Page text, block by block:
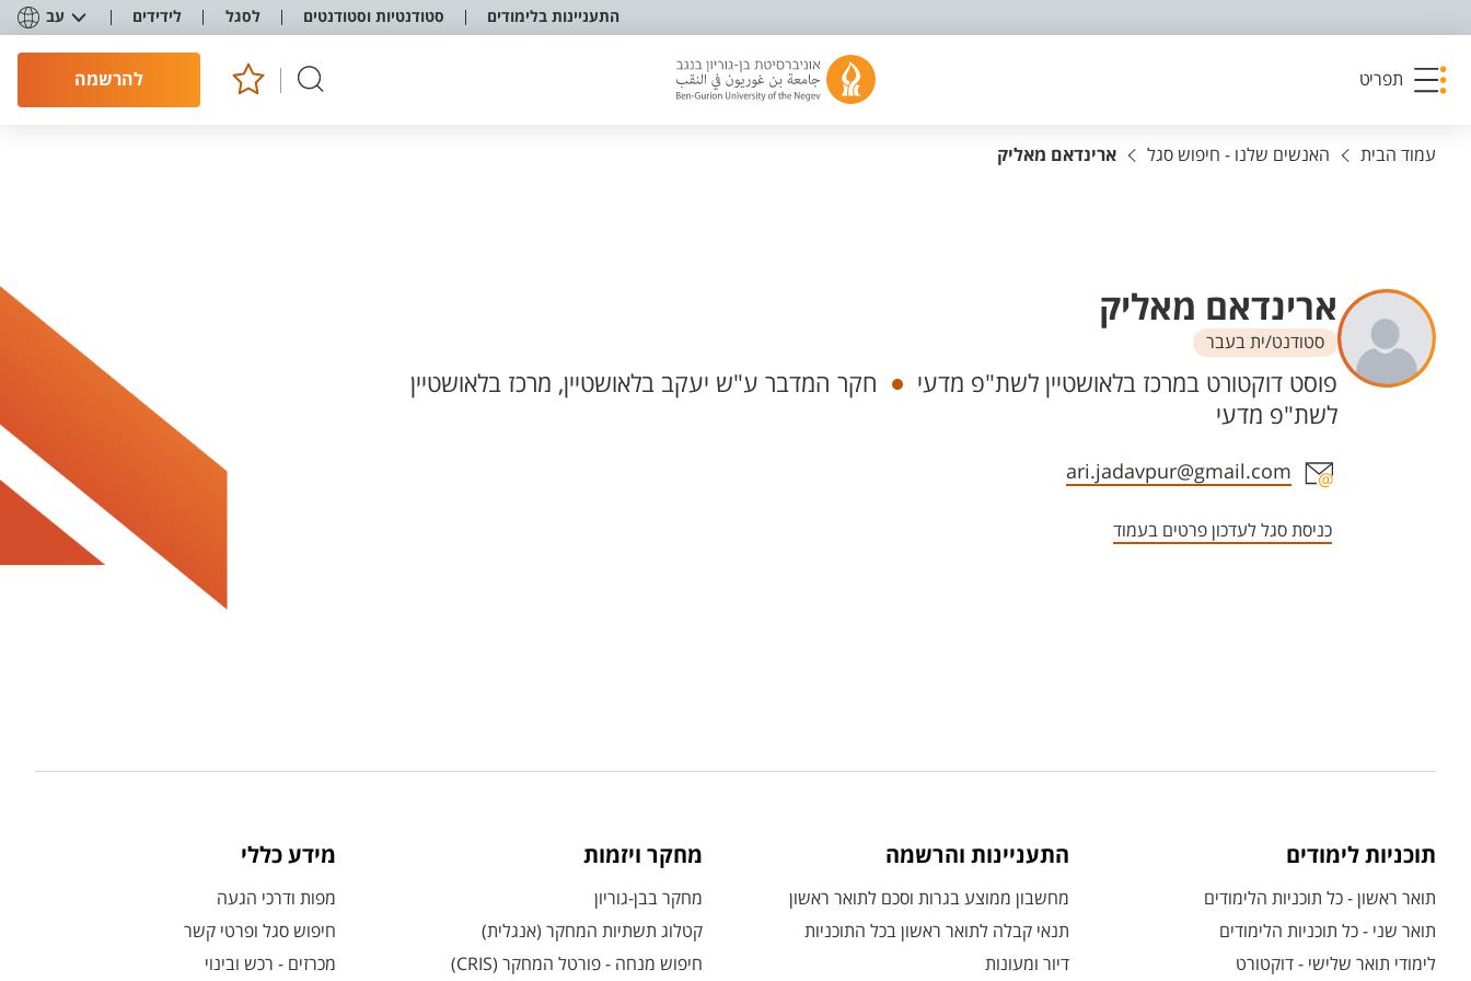
התעניינות בלימודים סטודנטיות וסטודנטים לסגל לידידים עב
תפריט להרשמה
עמוד הבית האנשים שלנו - חיפוש סגל ארינדאם מאליק
ארינדאם מאליק
סטודנט/ית בעבר
יחידות
פוסט דוקטורט במרכז בלאושטיין לשת"פ מדעי
חקר המדבר ע"ש יעקב בלאושטיין, מרכז בלאושטיין
לשת"פ מדעי
אזור צור קשר עם איש הסגל
ari.jadavpur@gmail.com
כניסת סגל לעדכון פרטים בעמוד
תוכניות לימודים
תואר ראשון - כל תוכניות הלימודים
תואר שני - כל תוכניות הלימודים
לימודי תואר שלישי - דוקטורט
התעניינות והרשמה
מחשבון ממוצע בגרות וסכם לתואר ראשון
תנאי קבלה לתואר ראשון בכל התוכניות
דיור ומעונות
מחקר ויזמות
מחקר בבן-גוריון
קטלוג תשתיות המחקר (אנגלית)
חיפוש מנחה - פורטל המחקר (CRIS)
מידע כללי
מפות ודרכי הגעה
חיפוש סגל ופרטי קשר
מכרזים - רכש ובינוי